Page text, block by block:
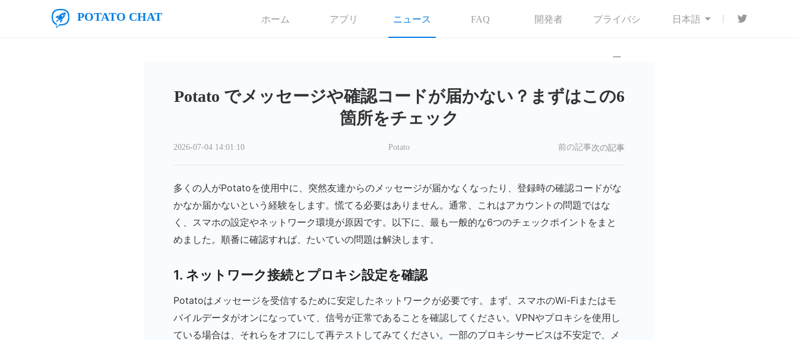
メインコンテンツにスキップ
ポテトチャット ホーム アプリ ニュース FAQ 開発者 プライバシ
ー
日本語 
Potato でメッセージや確認コードが届かない？まずはこの6
箇所をチェック
2026-07-04 14:01:10 Potato 前の記事次の記事
多くの人がPotatoを使用中に、突然友達からのメッセージが届かなくなったり、登録時の確認コードがな
かなか届かないという経験をします。慌てる必要はありません。通常、これはアカウントの問題ではな
く、スマホの設定やネットワーク環境が原因です。以下に、最も一般的な6つのチェックポイントをまと
めました。順番に確認すれば、たいていの問題は解決します。
1. ネットワーク接続とプロキシ設定を確認
Potatoはメッセージを受信するために安定したネットワークが必要です。まず、スマホのWi-Fiまたはモ
バイルデータがオンになっていて、信号が正常であることを確認してください。VPNやプロキシを使用し
ている場合は、それらをオフにして再テストしてみてください。一部のプロキシサービスは不安定で、メ